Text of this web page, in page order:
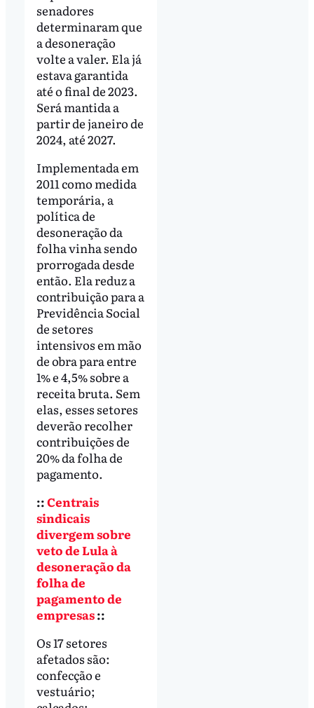
senadores
determinaram que
a desoneração
volte a valer. Ela já
estava garantida
até o final de 2023.
Será mantida a
partir de janeiro de
2024, até 2027.
Implementada em
2011 como medida
temporária, a
política de
desoneração da
folha vinha sendo
prorrogada desde
então. Ela reduz a
contribuição para a
Previdência Social
de setores
intensivos em mão
de obra para entre
1% e 4,5% sobre a
receita bruta. Sem
elas, esses setores
deverão recolher
contribuições de
20% da folha de
pagamento.
::Centrais
sindicais
divergem sobre
veto de Lula à
desoneração da
folha de
pagamento de
empresas::
Os 17 setores
afetados são:
confecção e
vestuário;